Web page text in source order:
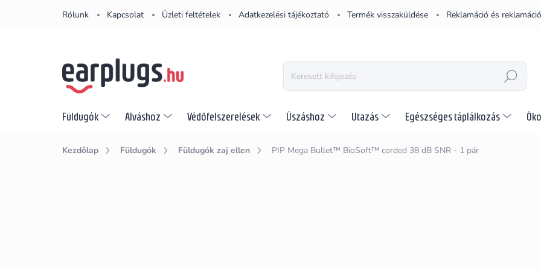
Rólunk Kapcsolat Üzleti feltételek Adatkezelési tájékoztató Termék visszaküldése Reklamáció és
KERESÉS
Füldugók Alváshoz Védőfelszerelések Úszáshoz Utazás Egészséges táplálkozás
Kezdőlap Füldugók Füldugók zaj ellen PIP Mega Bullet™ BioSoft™ corded 38 dB SNR - 1 pár